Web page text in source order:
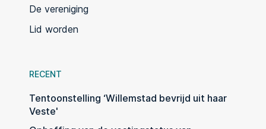
De vereniging
Lid worden
RECENT
Tentoonstelling ‘Willemstad bevrijd uit haar
Veste'